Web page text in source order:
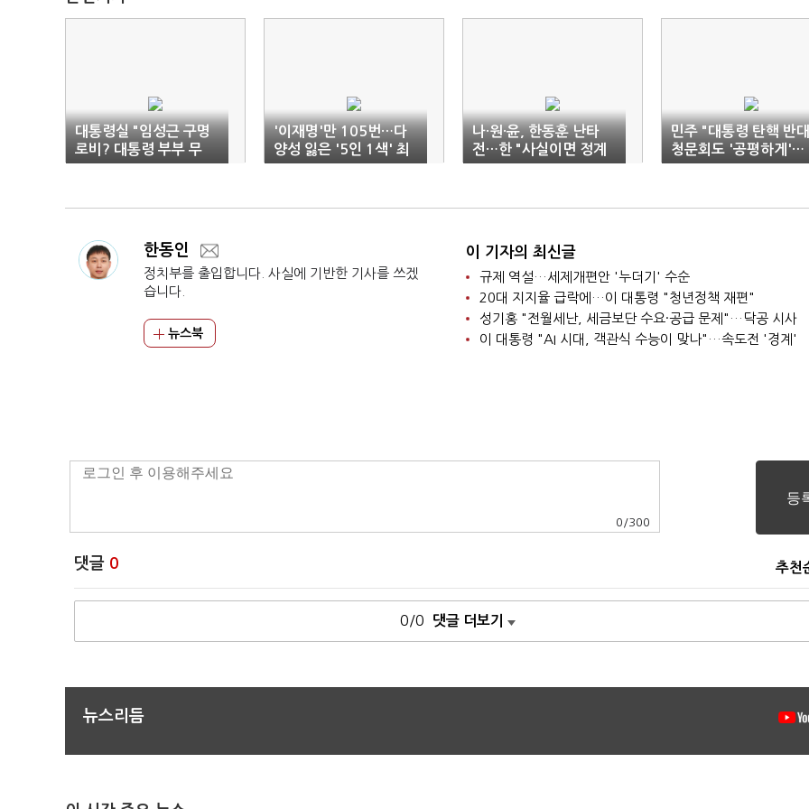
대통령실 "임성근 구명
로비? 대통령 부부 무
관…허위사실 강력 대
'이재명'만 105번…다
양성 잃은 '5인 1색' 최
고위원
나·원·윤, 한동훈 난타
전…한 "사실이면 정계
은퇴"
민주 "대통령 탄핵 반대
청문회도 '공평하게'…
내달 2차례 추진"
한동인
정치부를 출입합니다. 사실에 기반한 기사를 쓰겠
습니다.
뉴스북
이 기자의 최신글
규제 역설…세제개편안 '누더기' 수순
20대 지지율 급락에…이 대통령 "청년정책 재편"
성기홍 "전월세난, 세금보단 수요·공급 문제"…닥공 시사
이 대통령 "AI 시대, 객관식 수능이 맞나"…속도전 '경계'
0 /300
댓글 0 추천
0/0 댓글 더보기
뉴스리듬